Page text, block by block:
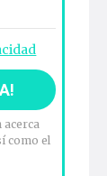
acerca
como el